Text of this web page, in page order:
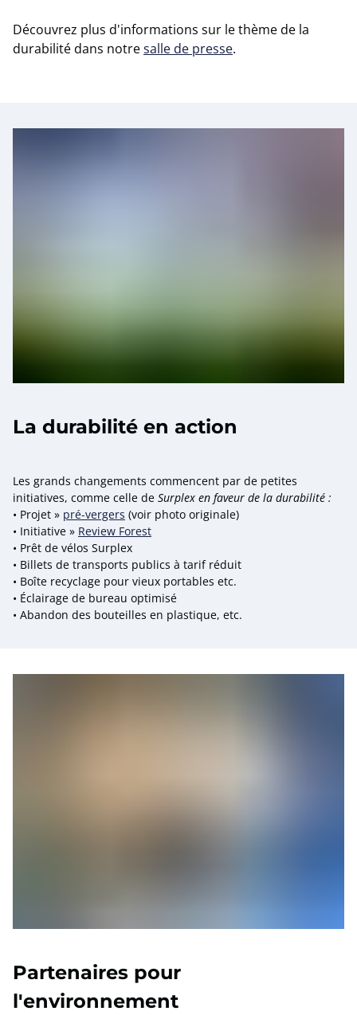
Découvrez plus d'informations sur le thème de la
durabilité dans notresalle de presse.
La durabilité en action
Les grands changements commencent par de petites
initiatives, comme celle de Surplex en faveur de la durabilité :
• Projet » pré-vergers (voir photo originale)
• Initiative » Review Forest
• Prêt de vélos Surplex
• Billets de transports publics à tarif réduit
• Boîte recyclage pour vieux portables etc.
• Éclairage de bureau optimisé
• Abandon des bouteilles en plastique, etc.
Partenaires pour
l'environnement